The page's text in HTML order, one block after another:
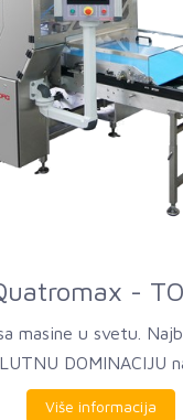
-
masine u svetu.
DOMINACIJU
Više informacija